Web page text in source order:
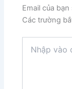
Email của
Các trường
vào